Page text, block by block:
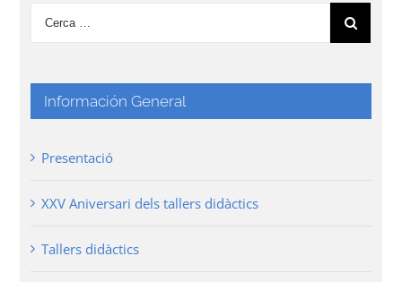
Información General
Presentació
XXV Aniversari dels tallers didàctics
Tallers didàctics